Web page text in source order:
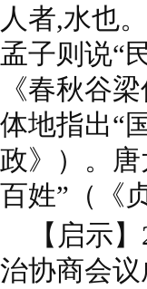
人者,水也
孟子则说“
《春秋谷
体地指出“
政》）。
百姓”（《
【启示】
治协商会